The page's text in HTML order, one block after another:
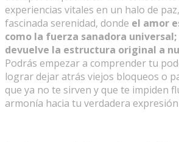
experiencias vitales en un halo de
fascinada serenidad, donde el amor
como la fuerza sanadora
devuelve la estructura original a
Podrás empezar a comprender tu
lograr dejar atrás viejos bloqueos o
que ya no te sirven y que te impiden
armonía hacia tu verdadera